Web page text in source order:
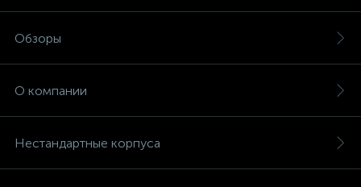
Обзоры
О компании
Нестандартные корпуса